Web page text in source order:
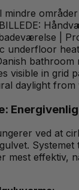
mindre
|
underfloor
bathroom
visible in grid
daylight from
ved at
Systemet
mest effektiv,